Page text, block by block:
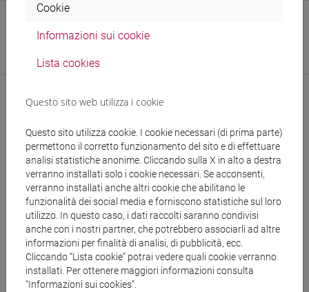
ASIE - Ufficio Servizi Ausiliari
Ca' Bernardo
segui il feed
Cerca nel sito
Ricerca persone
Cookie
Informazioni sui cookie
Lista cookies
Questo sito web utilizza i cookie
Questo sito utilizza cookie. I cookie necessari (di prima parte)
permettono il corretto funzionamento del sito e di effettuare
analisi statistiche anonime. Cliccando sulla X in alto a destra
verranno installati solo i cookie necessari. Se acconsenti,
verranno installati anche altri cookie che abilitano le
funzionalità dei social media e forniscono statistiche sul loro
utilizzo. In questo caso, i dati raccolti saranno condivisi
anche con i nostri partner, che potrebbero associarli ad altre
informazioni per finalità di analisi, di pubblicità, ecc.
Cliccando “Lista cookie” potrai vedere quali cookie verranno
installati. Per ottenere maggiori informazioni consulta
“Informazioni sui cookies”.